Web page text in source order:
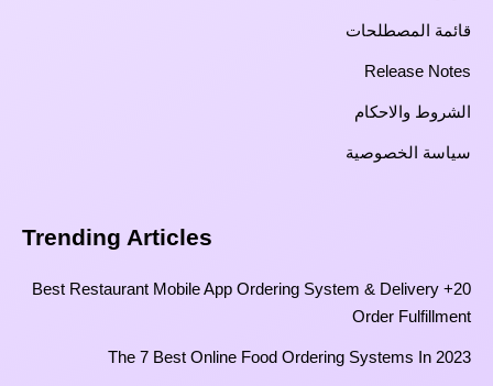
قائمة المصطلحات
Release Notes
الشروط والاحكام
سياسة الخصوصية
Trending Articles
20+ Best Restaurant Mobile App Ordering System & Delivery
Order Fulfillment
The 7 Best Online Food Ordering Systems In 2023